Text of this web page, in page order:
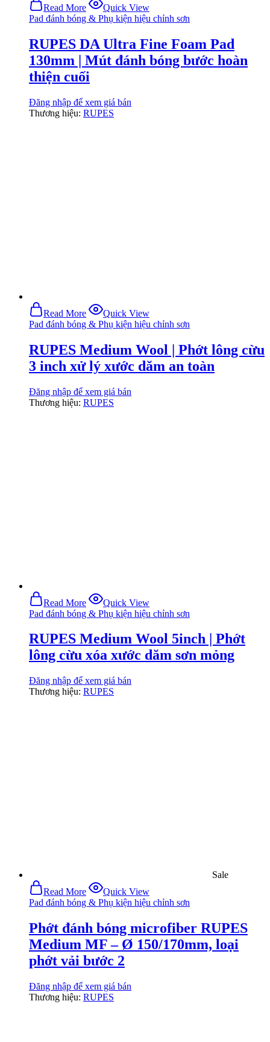
Read More
Quick View
Pad đánh bóng & Phụ kiện hiệu chỉnh sơn
RUPES DA Ultra Fine Foam Pad
130mm | Mút đánh bóng bước hoàn
thiện cuối
Đăng nhập để xem giá bán
Thương hiệu: RUPES
Read More
Quick View
Pad đánh bóng & Phụ kiện hiệu chỉnh sơn
RUPES Medium Wool | Phớt lông cừu
3 inch xử lý xước dăm an toàn
Đăng nhập để xem giá bán
Thương hiệu: RUPES
Read More
Quick View
Pad đánh bóng & Phụ kiện hiệu chỉnh sơn
RUPES Medium Wool 5inch | Phớt
lông cừu xóa xước dăm sơn mỏng
Đăng nhập để xem giá bán
Thương hiệu: RUPES
Sale
Read More
Quick View
Pad đánh bóng & Phụ kiện hiệu chỉnh sơn
Phớt đánh bóng microfiber RUPES
Medium MF – Ø 150/170mm, loại
phớt vải bước 2
Đăng nhập để xem giá bán
Thương hiệu: RUPES